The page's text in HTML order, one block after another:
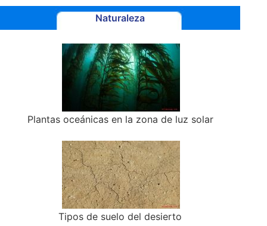
Naturaleza
Plantas oceánicas en la zona de luz solar
Tipos de suelo del desierto